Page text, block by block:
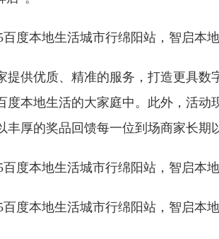
提供优质、精准的服务，打造更具数
度本地生活的大家庭中。此外，活动
丰厚的奖品回馈每一位到场商家长期